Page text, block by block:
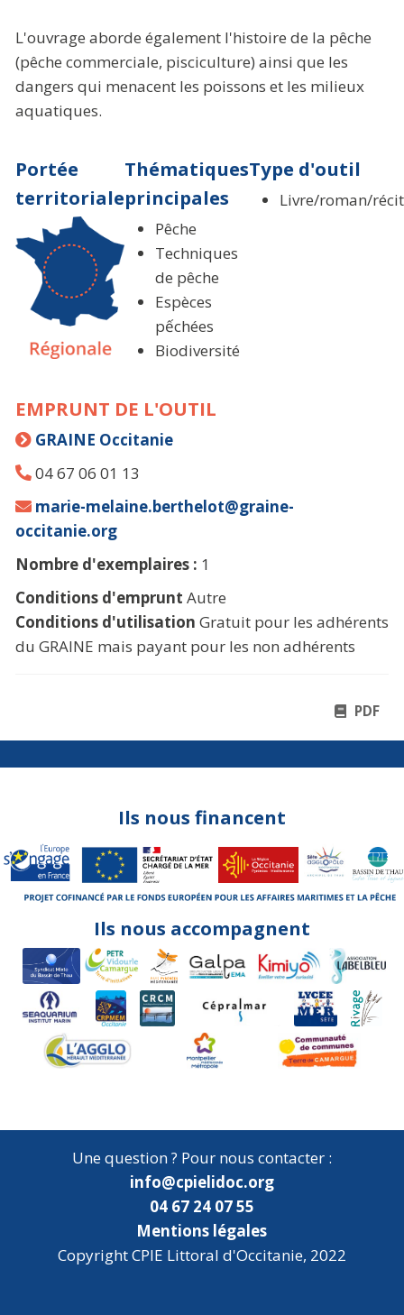
L'ouvrage aborde également l'histoire de la pêche
(pêche commerciale, pisciculture) ainsi que les
dangers qui menacent les poissons et les milieux
aquatiques.
Portée
territoriale
Thématiques
principales
Pêche
Techniques
de pêche
Espèces
pếchées
Biodiversité
Type d'outil
Livre/roman/
EMPRUNT DE L'OUTIL
GRAINE Occitanie
04 67 06 01 13
marie-melaine.berthelot@graine-
occitanie.org
Nombre d'exemplaires : 1
Conditions d'emprunt Autre
Conditions d'utilisation Gratuit pour les adhérents
du GRAINE mais payant pour les non adhérents
PDF
Ils nous financent
Ils nous accompagnent
Une question ? Pour nous contacter :
info@cpielidoc.org
04 67 24 07 55
Mentions légales
Copyright CPIE Littoral d'Occitanie, 2022